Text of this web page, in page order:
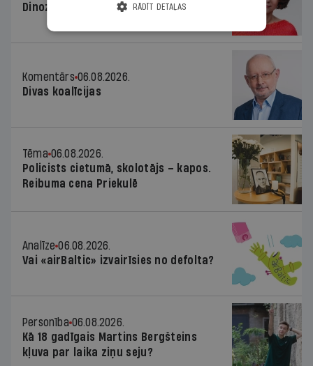
Dinozaura triks
Komentārs 06.08.2026.
Divas koalīcijas
Tēma 06.08.2026.
Policists cietumā, skolotājs – kapos.
Reibuma cena Priekulē
Analīze 06.08.2026.
Vai «airBaltic» izvairīsies no defolta?
Personība 06.08.2026.
Kā 18 gadīgais Martins Bergšteins
kļuva par laika ziņu seju?
RĀDĪT DETAĻAS